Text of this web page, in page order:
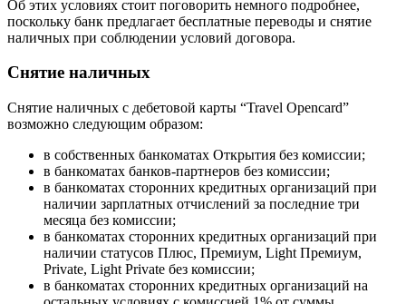
Об этих условиях стоит поговорить немного подробнее,
поскольку банк предлагает бесплатные переводы и снятие
наличных при соблюдении условий договора.
Снятие наличных
Снятие наличных с дебетовой карты “Travel Opencard”
возможно следующим образом:
в собственных банкоматах Открытия без комиссии;
в банкоматах банков-партнеров без комиссии;
в банкоматах сторонних кредитных организаций при
наличии зарплатных отчислений за последние три
месяца без комиссии;
в банкоматах сторонних кредитных организаций при
наличии статусов Плюс, Премиум, Light Премиум,
Private, Light Private без комиссии;
в банкоматах сторонних кредитных организаций на